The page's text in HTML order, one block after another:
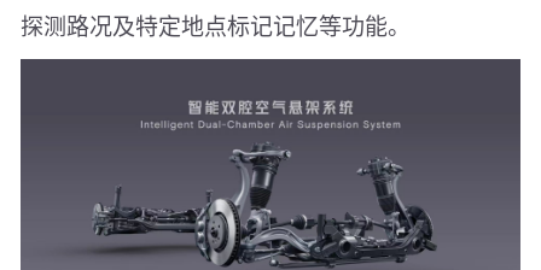
探测路况及特定地点标记记忆等功能。